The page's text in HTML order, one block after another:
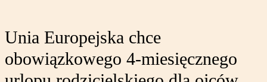
Unia Europejska chce
obowiązkowego 4-miesięcznego